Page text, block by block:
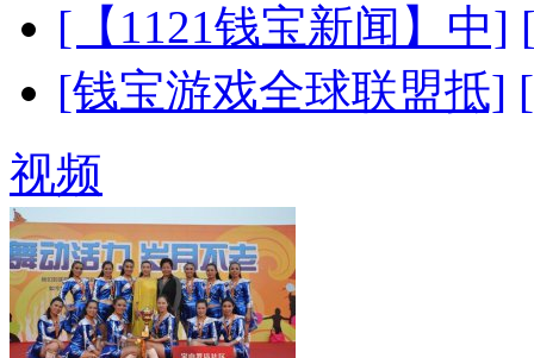
[【1121钱宝新闻】中]
[钱宝游戏全球联盟抵]
视频